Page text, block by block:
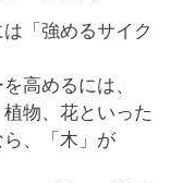
「強めるサイク
高めるには、
物、花といった
、「木」が